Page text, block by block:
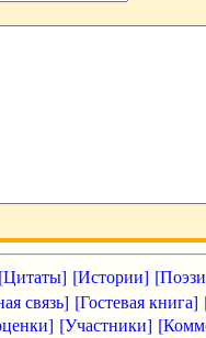
[Цитаты] [Истории]
связь] [Гостевая книга]
[Участники]